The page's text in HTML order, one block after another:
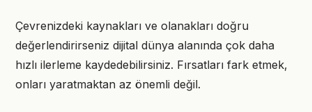
Çevrenizdeki kaynakları ve olanakları doğru
değerlendirirseniz dijital dünya alanında çok daha
hızlı ilerleme kaydedebilirsiniz. Fırsatları fark etmek,
onları yaratmaktan az önemli değil.